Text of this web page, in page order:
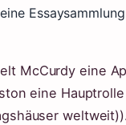
McCurdy eine
eine